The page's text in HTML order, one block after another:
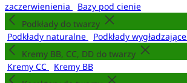
zaczerwienienia
Bazy pod cienie
Podkłady do twarzy
Podkłady naturalne
Podkłady wygładzające
Kremy BB, CC, DD do twarzy
Kremy CC
Kremy BB